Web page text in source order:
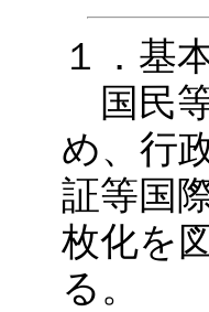
１．基
国民
め、行
証等国
枚化を
る。